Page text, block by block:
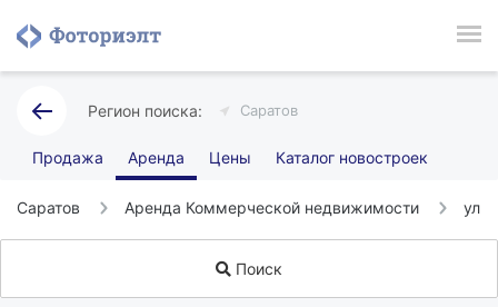
Саратов
Продажа Аренда Цены Каталог новостроек
Саратов Аренда Коммерческой недвижимости ул
Поиск